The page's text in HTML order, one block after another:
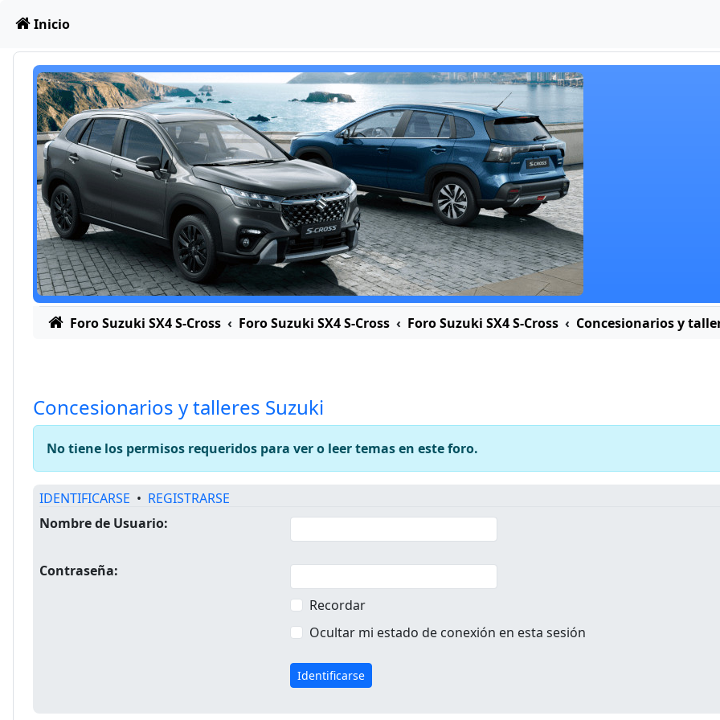
ObviarInicio
Foro Suzuki SX4 S-Cross Foro Suzuki SX4 S-Cross Foro Suzuki SX4 S-Cross Concesionarios y
Concesionarios y talleres Suzuki
No tiene los permisos requeridos para ver o leer temas en este foro.
IDENTIFICARSE • REGISTRARSE
Nombre de Usuario:
Contraseña:
Recordar
Ocultar mi estado de conexión en esta sesión